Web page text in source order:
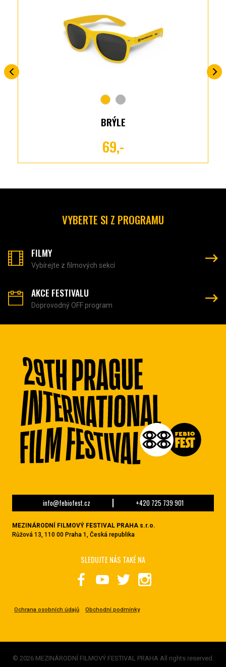
BRÝLE
69,-
VYBERTE SI Z PROGRAMU
FILMY
Vybírejte z filmových sekcí
AKCE FESTIVALU
Doprovodný OFF program
info@febiofest.cz +420 725 739 901
MEZINÁRODNÍ FILMOVÝ FESTIVAL PRAHA s.r.o.
Růžová 13, 110 00 Praha 1, Česká republika
Ochrana osobních údajů Obchodní podmínky
SLEDUJTE NÁS TAKÉ NA
© 2026 MEZINÁRODNÍ FILMOVÝ FESTIVAL PRAHA All rights reserved.